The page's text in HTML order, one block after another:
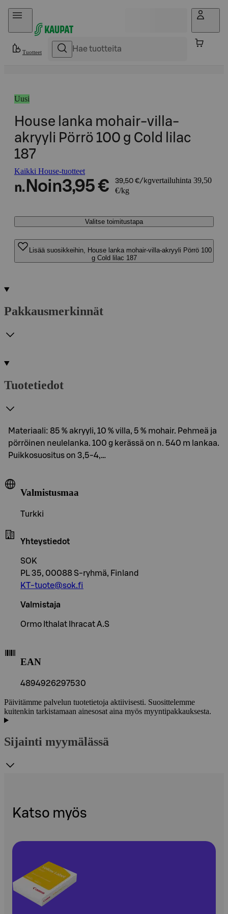
Hyppää sisältöön
Tuotteet
Uusi
House lanka mohair-villa-
akryyli Pörrö 100 g Cold lilac
187
Kaikki House-tuotteet
n. Noin3,95 € 39,50 €/kgvertailuhinta 39,50
€/kg
Valitse toimitustapa
Lisää suosikkeihin, House lanka mohair-villa-akryyli Pörrö 100
g Cold lilac 187
Pakkausmerkinnät
Tuotetiedot
Materiaali: 85 % akryyli, 10 % villa, 5 % mohair. Pehmeä ja
pörröinen neulelanka. 100 g kerässä on n. 540 m lankaa.
Puikkosuositus on 3,5-4,…
Valmistusmaa
Turkki
Yhteystiedot
SOK
PL 35, 00088 S-ryhmä, Finland
KT-tuote@sok.fi
Valmistaja
Ormo Ithalat Ihracat A.S
EAN
4894926297530
Päivitämme palvelun tuotetietoja aktiivisesti. Suosittelemme
kuitenkin tarkistamaan ainesosat aina myös myyntipakkauksesta.
Sijainti myymälässä
Katso myös